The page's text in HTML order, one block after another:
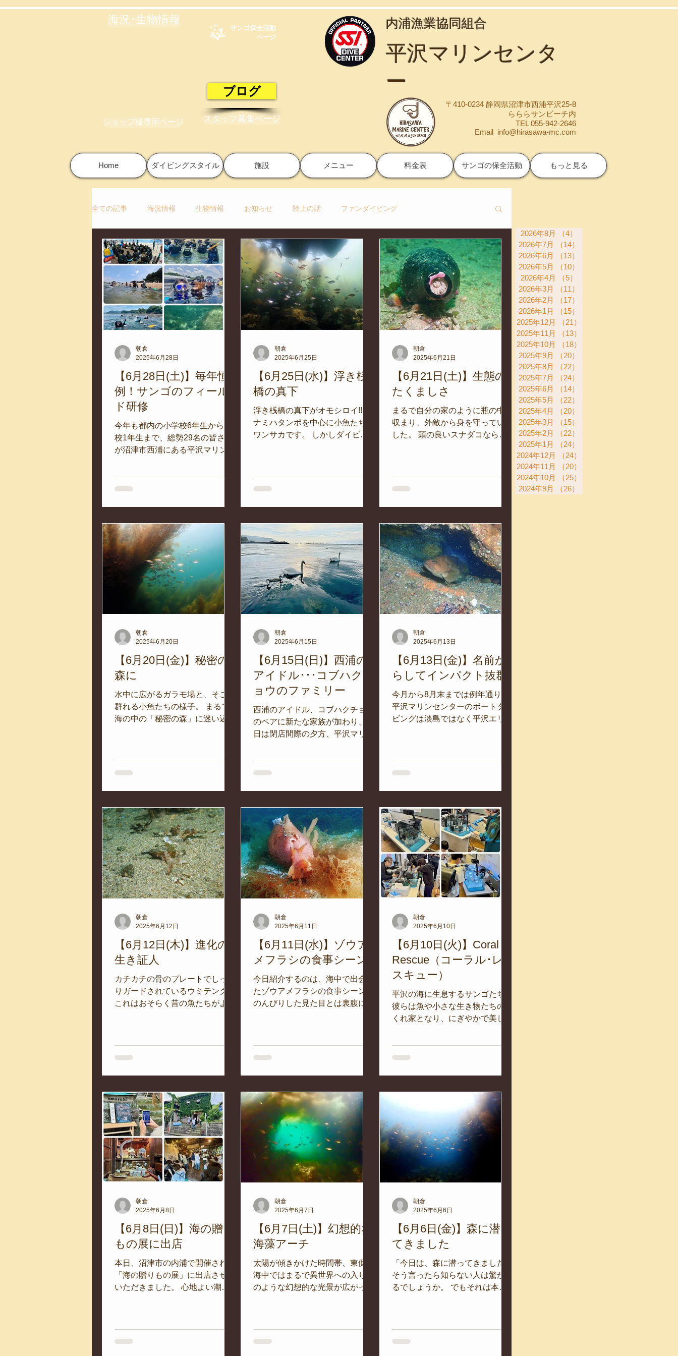
海況･生物情報
サンゴ保全活動​
ページ
ブログ
ショップ様専用ページ スタッフ募集ページ
​内浦漁業協同組合
​平沢マリンセンタ
ー
〒410-0234 静岡県沼津市西浦平沢25-8
らららサンビーチ内
TEL 055-942-2646
Email info@hirasawa-mc.com
Home ダイビングスタイル 施設 メニュー 料金表 サンゴの保全活動 もっと見る
全ての記事 海況情報 生物情報 お知らせ 陸上の話 ファンダイビング
コロマガプロジェクト スノーケリングツアー 自然環境保全 ワカメの養殖 星空観察
海を楽しむアイテム アカモク養殖実験 学校教育 伊豆半島ジオパーク サンゴの保全活動
取材 作業潜水 いつもとは違う業務 キャンプ 自然体験学習 バーベキュー
スタッフが思うこと 安全対策 イベント レスキュー･ファーストエイド 地域のこと
磯あそび教室 水中技術実証フィールド
【6月28日(土)】毎年恒
例！サンゴのフィール
ド研修
今年も都内の小学校6年生から高
校1年生まで、総勢29名の皆さん
が沼津市西浦にある平沢マリンセ
リングに挑戦しながら、有藻性サ
朝倉
2025年6月28日
【6月25日(水)】浮き桟
橋の真下
浮き桟橋の真下がオモシロイ!! ミ
ナミハタンポを中心に小魚たちが
ワンサカです。 しかしダイビン
の方に移動して下さい。...
朝倉
2025年6月25日
【6月21日(土)】生態の
たくましさ
まるで自分の家のように瓶の中に
収まり、外敵から身を守っていま
した。 頭の良いスナダコならで
西 風波/ なし うねり/...
朝倉
2025年6月21日
【6月20日(金)】秘密の
森に
水中に広がるガラモ場と、そこに
群れる小魚たちの様子。 まるで
海の中の「秘密の森」に迷い込ん
くさんの魚たちが姿を見せてくれ
朝倉
2025年6月20日
【6月15日(日)】西浦の
アイドル･･･コブハクチ
ョウのファミリー
西浦のアイドル、コブハクチョウ
のペアに新たな家族が加わり、今
日は閉店間際の夕方、平沢マリン
まで寄ってきてくれました。 1日
風/ 南西 風波/...
朝倉
2025年6月15日
【6月13日(金)】名前か
らしてインパクト抜群
今月から8月末までは例年通り、
平沢マリンセンターのボートダイ
ビングは淡島ではなく平沢エリア
まらないラインナップ。...
朝倉
2025年6月13日
【6月12日(木)】進化の
生き証人
カチカチの骨のプレートでしっか
りガードされているウミテング。
これはおそらく昔の魚たちがよく
てきた、いわば「進化の生き証
朝倉
2025年6月12日
【6月11日(水)】ゾウア
メフラシの食事シーン
今日紹介するのは、海中で出会っ
たゾウアメフラシの食事シーン。
のんびりした見た目とは裏腹に、
朝倉
2025年6月11日
【6月10日(火)】Coral
Rescue（コーラル･レ
スキュー）
平沢の海に生息するサンゴたち。
彼らは魚や小さな生き物たちのか
くれ家となり、にぎやかで美しい
が、気候変動などの影響によっ
朝倉
2025年6月10日
【6月8日(日)】海の贈り
もの展に出店
本日、沼津市の内浦で開催された
「海の贈りもの展」に出店させて
いただきました。 心地よい潮風
朝倉
2025年6月8日
【6月7日(土)】幻想的な
海藻アーチ
太陽が傾きかけた時間帯、東側の
海中ではまるで異世界への入り口
のような幻想的な光景が広がって
朝倉
2025年6月7日
【6月6日(金)】森に潜っ
てきました
「今日は、森に潜ってきました」
そう言ったら知らない人は驚かれ
るでしょうか。 でもそれは本
朝倉
2025年6月6日
2026年8月 （4）
2026年7月
（14）
2026年6月
（13）
2026年5月
（10）
2026年4月
（5）
2026年3月
（11）
2026年2月
（17）
2026年1月
（15）
2025年12月
（21）
2025年11月
（13）
2025年10月
（18）
2025年9月
（20）
2025年8月
（22）
2025年7月
（24）
2025年6月
（14）
2025年5月
（22）
2025年4月
（20）
2025年3月
（15）
2025年2月
（22）
2025年1月
（24）
2024年12月
（24）
2024年11月
（20）
2024年10月
（25）
2024年9月
（26）